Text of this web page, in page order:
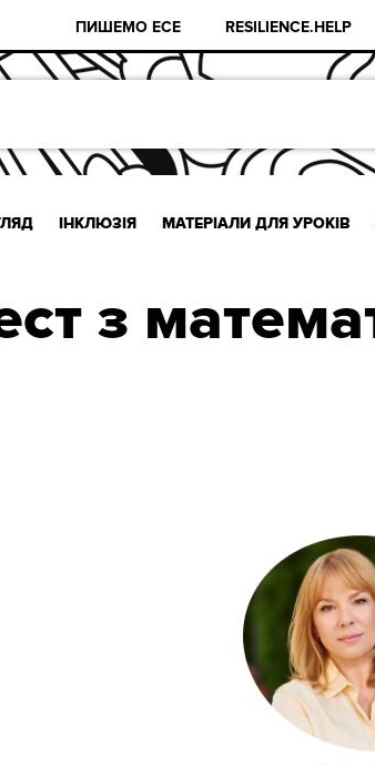
ПИШЕМО ЕСЕ RESILIENCE.HELP
ІНКЛЮЗІЯ МАТЕРІАЛИ ДЛЯ УРОКІВ
з